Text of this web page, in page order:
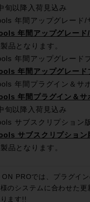
旬以降入荷見込み
年間アップグレー
年間アップグレード
品となります。
年間アップグレード
年間アップグレー
年間プラグイン＆
年間プラグイン＆
旬以降入荷見込み
サブスクリプション
サブスクリプション
品となります。
ON PROでは、プラグイ
様のシステムに合わせた
ります!!